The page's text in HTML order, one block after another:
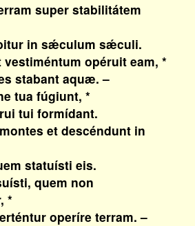
super stabilitátem
in sǽculum sǽculi.
opéruit eam, *
stabant aquæ. –
tua fúgiunt, *
tui formídant.
et descéndunt in
statuísti eis.
quem non
*
operíre terram. –